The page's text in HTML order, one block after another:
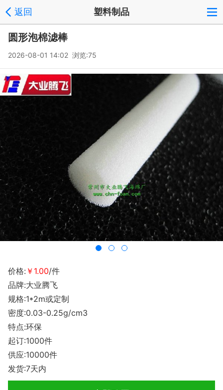
返回 塑料制品
圆形泡棉滤棒
2026-08-01 14:02 浏览:75
价格: ￥1.00/件
品牌:大业腾飞
规格:1*2m或定制
密度:0.03-0.25g/cm3
特点:环保
起订:1000件
供应:10000件
发货:7天内